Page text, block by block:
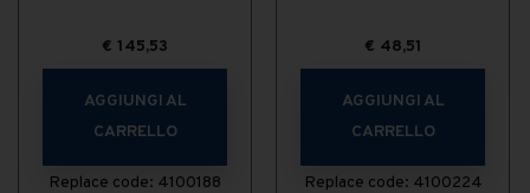
€ 145,53
AGGIUNGI AL
CARRELLO
Replace code: 4100188
€ 48,51
AGGIUNGI AL
CARRELLO
Replace code: 4100224